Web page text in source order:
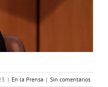
| En la Prensa | Sin comentarios